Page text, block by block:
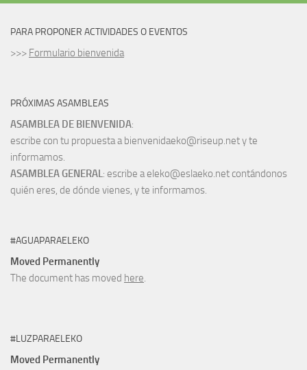
PARA PROPONER ACTIVIDADES O EVENTOS
>>> Formulario bienvenida
PRÓXIMAS ASAMBLEAS
ASAMBLEA DE BIENVENIDA:
escribe con tu propuesta a bienvenidaeko@riseup.net y te
informamos.
ASAMBLEA GENERAL: escribe a eleko@eslaeko.net contándonos
quién eres, de dónde vienes, y te informamos.
#AGUAPARAELEKO
Moved Permanently
The document has moved here.
#LUZPARAELEKO
Moved Permanently